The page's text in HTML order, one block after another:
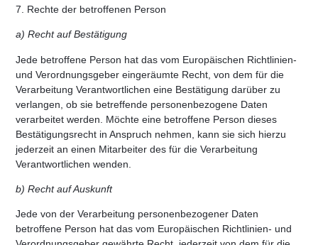
7. Rechte der betroffenen Person
a) Recht auf Bestätigung
Jede betroffene Person hat das vom Europäischen Richtlinien-
und Verordnungsgeber eingeräumte Recht, von dem für die
Verarbeitung Verantwortlichen eine Bestätigung darüber zu
verlangen, ob sie betreffende personenbezogene Daten
verarbeitet werden. Möchte eine betroffene Person dieses
Bestätigungsrecht in Anspruch nehmen, kann sie sich hierzu
jederzeit an einen Mitarbeiter des für die Verarbeitung
Verantwortlichen wenden.
b) Recht auf Auskunft
Jede von der Verarbeitung personenbezogener Daten
betroffene Person hat das vom Europäischen Richtlinien- und